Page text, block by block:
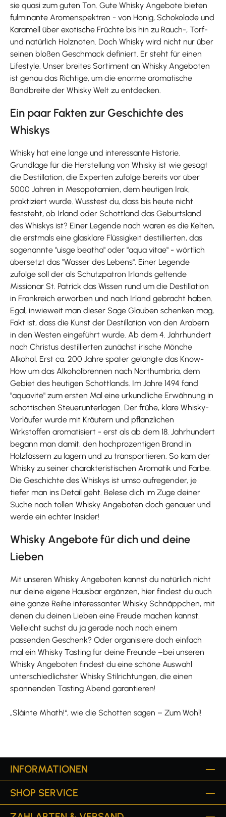
sie quasi zum guten Ton. Gute Whisky Angebote bieten
fulminante Aromenspektren - von Honig, Schokolade und
Karamell über exotische Früchte bis hin zu Rauch-, Torf-
und natürlich Holznoten. Doch Whisky wird nicht nur über
seinen bloßen Geschmack definiert. Er steht für einen
Lifestyle. Unser breites Sortiment an Whisky Angeboten
ist genau das Richtige, um die enorme aromatische
Bandbreite der Whisky Welt zu entdecken.
Ein paar Fakten zur Geschichte des
Whiskys
Whisky hat eine lange und interessante Historie.
Grundlage für die Herstellung von Whisky ist wie gesagt
die Destillation, die Experten zufolge bereits vor über
5000 Jahren in Mesopotamien, dem heutigen Irak,
praktiziert wurde. Wusstest du, dass bis heute nicht
feststeht, ob Irland oder Schottland das Geburtsland
des Whiskys ist? Einer Legende nach waren es die Kelten,
die erstmals eine glasklare Flüssigkeit destillierten, das
sogenannte "uisge beatha" oder "aqua vitae" - wörtlich
übersetzt das "Wasser des Lebens". Einer Legende
zufolge soll der als Schutzpatron Irlands geltende
Missionar St. Patrick das Wissen rund um die Destillation
in Frankreich erworben und nach Irland gebracht haben.
Egal, inwieweit man dieser Sage Glauben schenken mag,
Fakt ist, dass die Kunst der Destillation von den Arabern
in den Westen eingeführt wurde. Ab dem 4. Jahrhundert
nach Christus destillierten zunächst irische Mönche
Alkohol. Erst ca. 200 Jahre später gelangte das Know-
How um das Alkoholbrennen nach Northumbria, dem
Gebiet des heutigen Schottlands. Im Jahre 1494 fand
"aquavite" zum ersten Mal eine urkundliche Erwähnung in
schottischen Steuerunterlagen. Der frühe, klare Whisky-
Vorläufer wurde mit Kräutern und pflanzlichen
Wirkstoffen aromatisiert - erst als ab dem 18. Jahrhundert
begann man damit, den hochprozentigen Brand in
Holzfässern zu lagern und zu transportieren. So kam der
Whisky zu seiner charakteristischen Aromatik und Farbe.
Die Geschichte des Whiskys ist umso aufregender, je
tiefer man ins Detail geht. Belese dich im Zuge deiner
Suche nach tollen Whisky Angeboten doch genauer und
werde ein echter Insider!
Whisky Angebote für dich und deine
Lieben
Mit unseren Whisky Angeboten kannst du natürlich nicht
nur deine eigene Hausbar ergänzen, hier findest du auch
eine ganze Reihe interessanter Whisky Schnäppchen, mit
denen du deinen Lieben eine Freude machen kannst.
Vielleicht suchst du ja gerade noch nach einem
passenden Geschenk? Oder organisiere doch einfach
mal ein Whisky Tasting für deine Freunde –bei unseren
Whisky Angeboten findest du eine schöne Auswahl
unterschiedlichster Whisky Stilrichtungen, die einen
spannenden Tasting Abend garantieren!
„Slàinte Mhath!“, wie die Schotten sagen – Zum Wohl!
INFORMATIONEN
SHOP SERVICE